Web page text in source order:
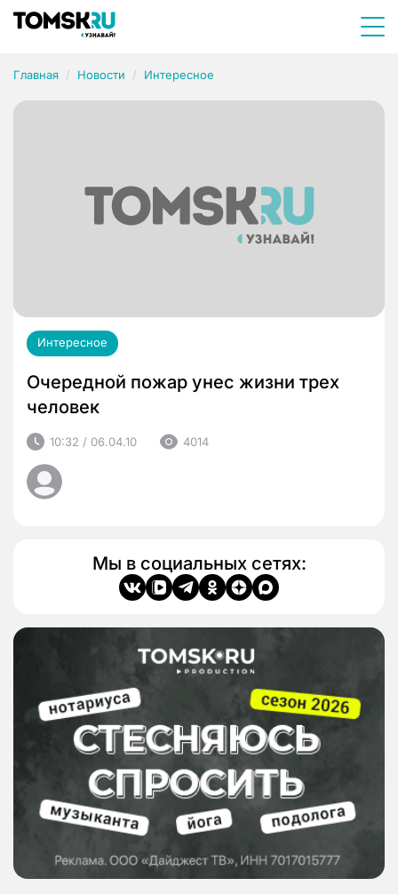
Главная Новости Интересное
Интересное
Очередной пожар унес жизни трех
человек
10:32 / 06.04.10 4014
Мы в социальных сетях: